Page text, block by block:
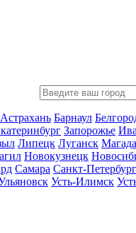
Астрахань Барнаул
Запорожье
Липецк Луганск
Новокузнецк
Самара Санкт-Петербург
Усть-Илимск